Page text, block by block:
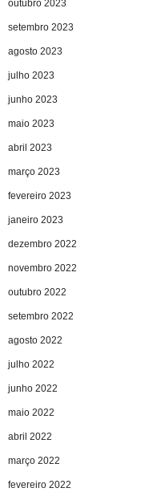
outubro 2023
setembro 2023
agosto 2023
julho 2023
junho 2023
maio 2023
abril 2023
março 2023
fevereiro 2023
janeiro 2023
dezembro 2022
novembro 2022
outubro 2022
setembro 2022
agosto 2022
julho 2022
junho 2022
maio 2022
abril 2022
março 2022
fevereiro 2022